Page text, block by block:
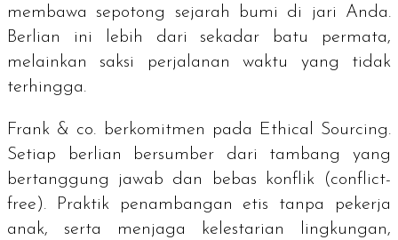
membawa sepotong sejarah bumi di jari Anda.
Berlian ini lebih dari sekadar batu permata,
melainkan saksi perjalanan waktu yang tidak
terhingga.
Frank & co. berkomitmen pada Ethical Sourcing.
Setiap berlian bersumber dari tambang yang
bertanggung jawab dan bebas konflik (conflict-
free ). Praktik penambangan etis tanpa pekerja
anak, serta menjaga kelestarian lingkungan,